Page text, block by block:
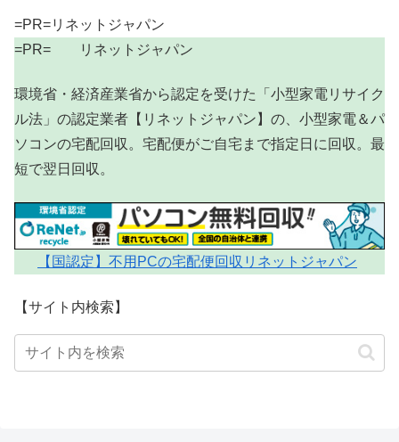
=PR=リネットジャパン
=PR= リネットジャパン
環境省・経済産業省から認定を受けた「小型家電リサイク
ル法」の認定業者【リネットジャパン】の、小型家電＆パ
ソコンの宅配回収。宅配便がご自宅まで指定日に回収。最
短で翌日回収。
【国認定】不用PCの宅配便回収リネットジャパン
【サイト内検索】